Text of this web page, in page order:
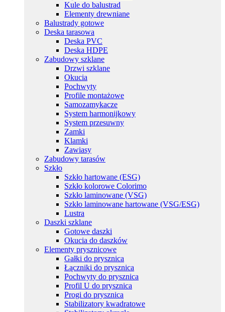
Kule do balustrad
Elementy drewniane
Balustrady gotowe
Deska tarasowa
Deska PVC
Deska HDPE
Zabudowy szklane
Drzwi szklane
Okucia
Pochwyty
Profile montażowe
Samozamykacze
System harmonijkowy
System przesuwny
Zamki
Klamki
Zawiasy
Zabudowy tarasów
Szkło
Szkło hartowane (ESG)
Szkło kolorowe Colorimo
Szkło laminowane (VSG)
Szkło laminowane hartowane (VSG/ESG)
Lustra
Daszki szklane
Gotowe daszki
Okucia do daszków
Elementy prysznicowe
Gałki do prysznica
Łączniki do prysznica
Pochwyty do prysznica
Profil U do prysznica
Progi do prysznica
Stabilizatory kwadratowe